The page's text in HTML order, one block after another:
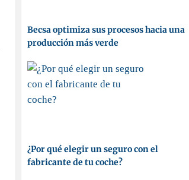
Becsa optimiza sus procesos hacia una
producción más verde
¿Por qué elegir un seguro con el
fabricante de tu coche?